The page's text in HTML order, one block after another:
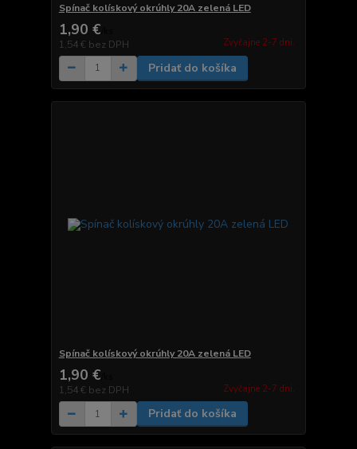
Spínač kolískový okrúhly 20A zelená LED
1,90 €
1,54 € bez DPH Zvyčajne 2-7 dni.
Pridať do košíka
Spínač kolískový okrúhly 20A zelená LED
1,90 €
1,54 € bez DPH Zvyčajne 2-7 dni.
Pridať do košíka